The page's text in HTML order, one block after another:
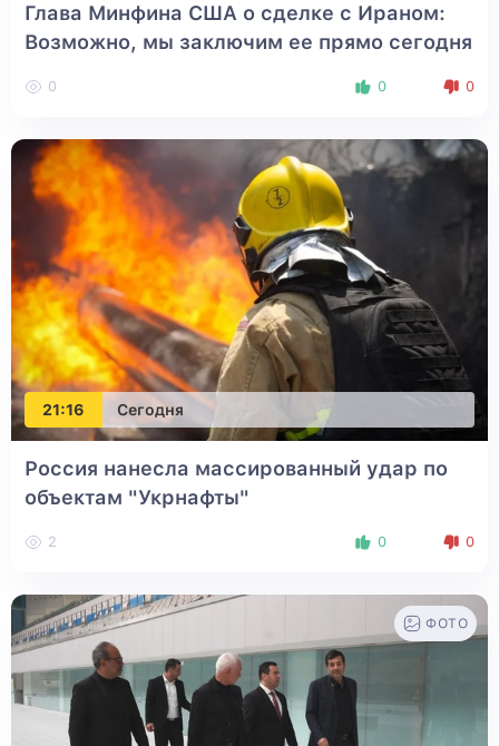
Глава Минфина США о сделке с Ираном:
Возможно, мы заключим ее прямо сегодня
0 0 0
21:16 Сегодня
Россия нанесла массированный удар по
объектам "Укрнафты"
2 0 0
ФОТО